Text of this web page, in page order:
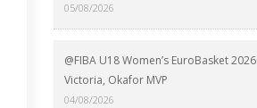
05/08/2026
@FIBA U18 Women’s EuroBasket
Victoria, Okafor MVP
04/08/2026